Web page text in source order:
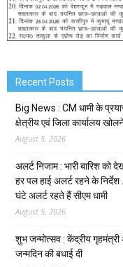
Recent Posts
Big News : CM धामी के
क्षेत्रीय एवं जिला कार्यालय
August 5, 2026
अलर्ट निजाम : भारी बारिश को
हर पल हाई अलर्ट रहने के
घंटे अलर्ट रहते हैं सीएम धामी
August 5, 2026
शुभ जन्मोत्सव : केंद्रीय
जन्मदिन की बधाई दी